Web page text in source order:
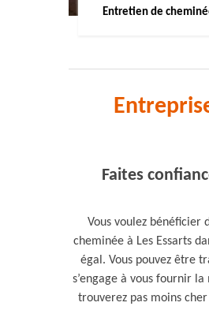
Entretien de
Faites
Vous voulez bénéficier
cheminée à Les Essarts
égal. Vous pouvez être
s’engage à vous fournir
trouverez pas moins